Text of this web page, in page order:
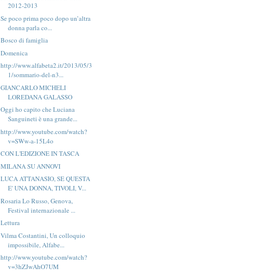
2012-2013
Se poco prima poco dopo un’altra
donna parla co...
Bosco di famiglia
Domenica
http://www.alfabeta2.it/2013/05/3
1/sommario-del-n3...
GIANCARLO MICHELI
LOREDANA GALASSO
Oggi ho capito che Luciana
Sanguineti è una grande...
http://www.youtube.com/watch?
v=SWw-a-15L4o
CON L'EDIZIONE IN TASCA
MILANA SU ANNOVI
LUCA ATTANASIO, SE QUESTA
E' UNA DONNA, TIVOLI, V...
Rosaria Lo Russo, Genova,
Festival internazionale ...
Lettura
Vilma Costantini, Un colloquio
impossibile, Alfabe...
http://www.youtube.com/watch?
v=3hZJwAhO7UM